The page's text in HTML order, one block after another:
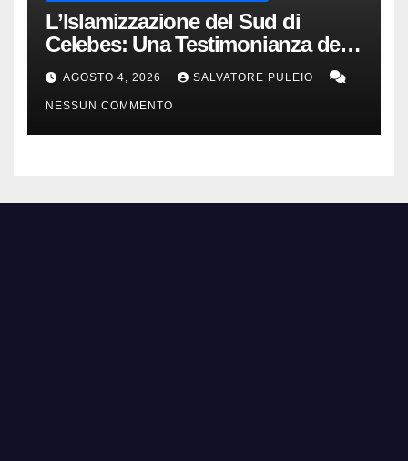
L’Islamizzazione del Sud di
Celebes: Una Testimonianza del
1840.
AGOSTO 4, 2026 SALVATORE PULEIO
NESSUN COMMENTO